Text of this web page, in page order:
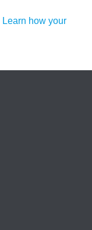
Learn how your